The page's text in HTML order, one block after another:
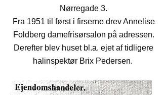
Nørregade 3.
Fra 1951 til først i firserne drev Annelise
Foldberg damefrisørsalon på adressen.
Derefter blev huset bl.a. ejet af tidligere
halinspektør Brix Pedersen.